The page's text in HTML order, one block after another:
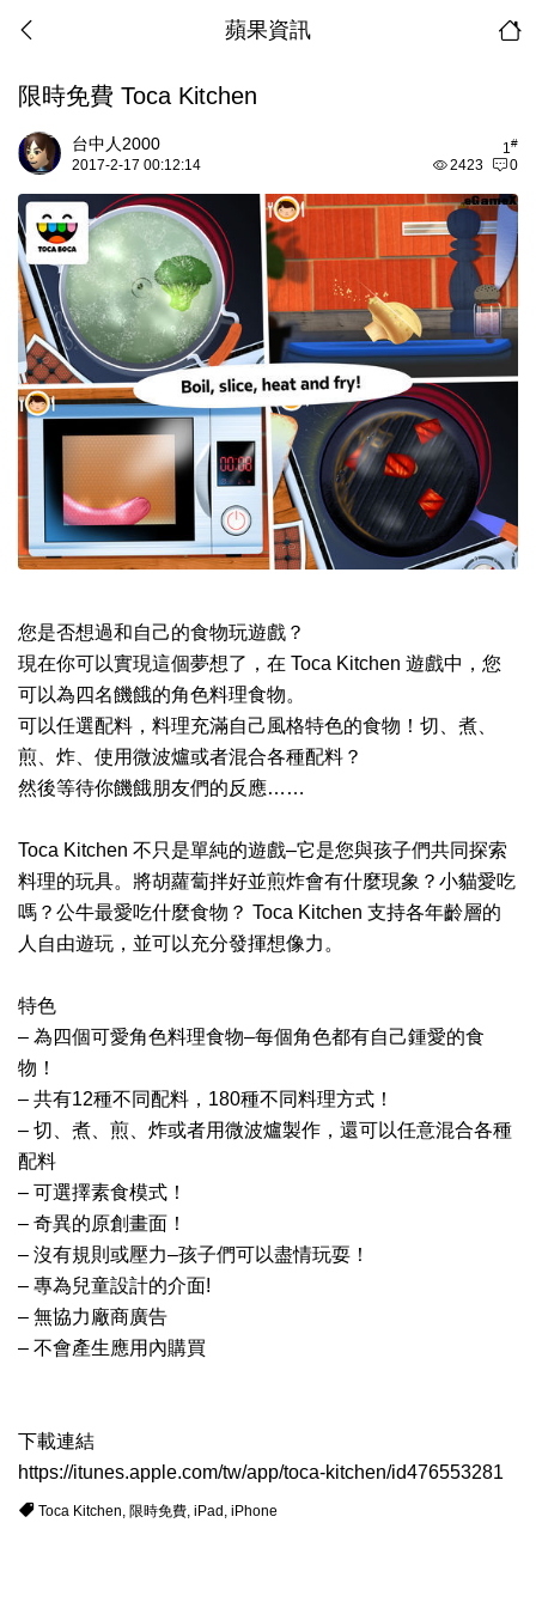
蘋果資訊
限時免費 Toca Kitchen
1#
台中人2000
2423 0
2017-2-17 00:12:14
您是否想過和自己的食物玩遊戲？
現在你可以實現這個夢想了，在 Toca Kitchen 遊戲中，您
可以為四名饑餓的角色料理食物。
可以任選配料，料理充滿自己風格特色的食物！切、煮、
煎、炸、使用微波爐或者混合各種配料？
然後等待你饑餓朋友們的反應……
Toca Kitchen 不只是單純的遊戲–它是您與孩子們共同探索
料理的玩具。將胡蘿蔔拌好並煎炸會有什麼現象？小貓愛吃
嗎？公牛最愛吃什麼食物？ Toca Kitchen 支持各年齡層的
人自由遊玩，並可以充分發揮想像力。
特色
– 為四個可愛角色料理食物–每個角色都有自己鍾愛的食
物！
– 共有12種不同配料，180種不同料理方式！
– 切、煮、煎、炸或者用微波爐製作，還可以任意混合各種
配料
– 可選擇素食模式！
– 奇異的原創畫面！
– 沒有規則或壓力–孩子們可以盡情玩耍！
– 專為兒童設計的介面!
– 無協力廠商廣告
– 不會產生應用內購買
下載連結
https://itunes.apple.com/tw/app/toca-kitchen/id476553281
Toca Kitchen ,限時免費 ,iPad ,iPhone